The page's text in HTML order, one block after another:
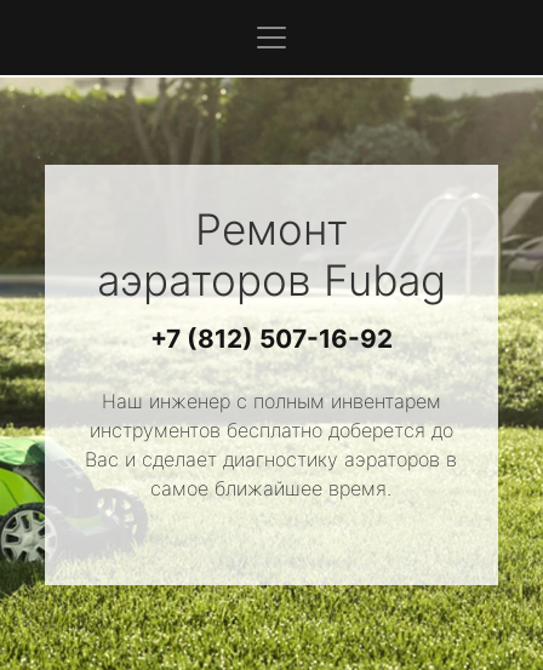
Ремонт
аэраторовFubag
+7 (812) 507-16-92
Наш инженер с полным инвентарем
инструментов бесплатно доберется до
Вас и сделает диагностику аэраторов в
самое ближайшее время.